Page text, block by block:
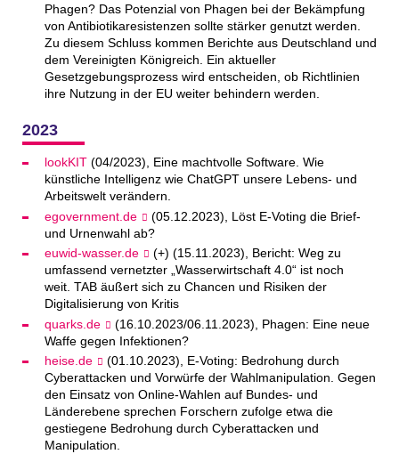
Phagen? Das Potenzial von Phagen bei der Bekämpfung
von Antibiotikaresistenzen sollte stärker genutzt werden.
Zu diesem Schluss kommen Berichte aus Deutschland und
dem Vereinigten Königreich. Ein aktueller
Gesetzgebungsprozess wird entscheiden, ob Richtlinien
ihre Nutzung in der EU weiter behindern werden.
2023
lookKIT(04/2023), Eine machtvolle Software. Wie
künstliche Intelligenz wie ChatGPT unsere Lebens- und
Arbeitswelt verändern.
egovernment.de
(05.12.2023), Löst E-Voting die Brief-
und Urnenwahl ab?
euwid-wasser.de
(+) (15.11.2023), Bericht: Weg zu
umfassend vernetzter „Wasserwirtschaft 4.0“ ist noch
weit. TAB äußert sich zu Chancen und Risiken der
Digitalisierung von Kritis
quarks.de
(16.10.2023/06.11.2023), Phagen: Eine neue
Waffe gegen Infektionen?
heise.de
(01.10.2023), E-Voting: Bedrohung durch
Cyberattacken und Vorwürfe der Wahlmanipulation. Gegen
den Einsatz von Online-Wahlen auf Bundes- und
Länderebene sprechen Forschern zufolge etwa die
gestiegene Bedrohung durch Cyberattacken und
Manipulation.